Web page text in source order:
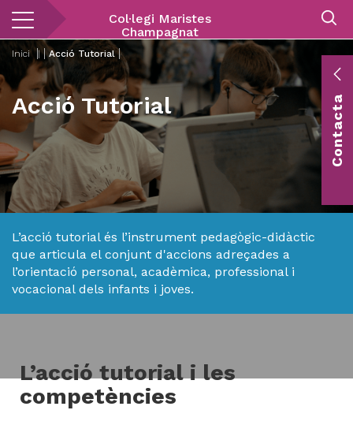
Vés
contingut
Col·legi Maristes
Champagnat
Inici | Acció Tutorial
Acció Tutorial
L’acció tutorial és l’instrument pedagògic-didàctic
que articula el conjunt d'accions adreçades a
l’orientació personal, acadèmica, professional i
vocacional dels infants i joves.
L’acció tutorial i les
competències
Contacta